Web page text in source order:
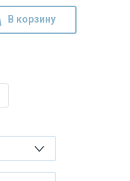
В корзину